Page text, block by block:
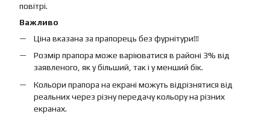
повітрі.
Важливо
Ціна вказана за прапорець без фурнітури!!!
Розмір прапора може варіюватися в районі 3% від
заявленого, як у більший, так і у менший бік.
Кольори прапора на екрані можуть відрізнятися від
реальних через різну передачу кольору на різних
екранах.